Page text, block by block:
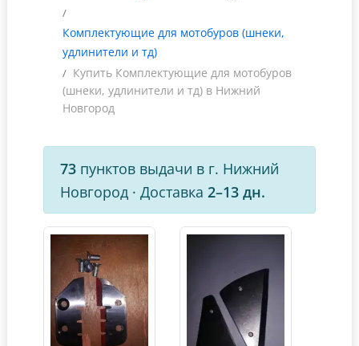
Комплектующие для мотобуров (шнеки,
удлинители и тд)
Купить Комплектующие для мотобуров
(шнеки, удлинители и тд) в Нижний
Новгород
73 пунктов выдачи в г. Нижний
Новгород · Доставка 2–13 дн.